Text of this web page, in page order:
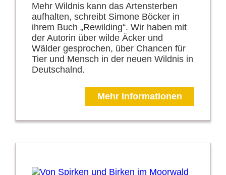
Mehr Wildnis kann das Artensterben
aufhalten, schreibt Simone Böcker in
ihrem Buch „Rewilding“. Wir haben mit
der Autorin über wilde Äcker und
Wälder gesprochen, über Chancen für
Tier und Mensch in der neuen Wildnis in
Deutschalnd.
Mehr Informationen